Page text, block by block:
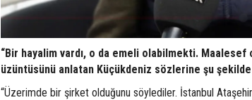
“Bir hayalim vardı, o da emeli olabilmekti. Maalesef
üzüntüsünü anlatan Küçükdeniz sözlerine şu
“Üzerimde bir şirket olduğunu söylediler. İstanbul